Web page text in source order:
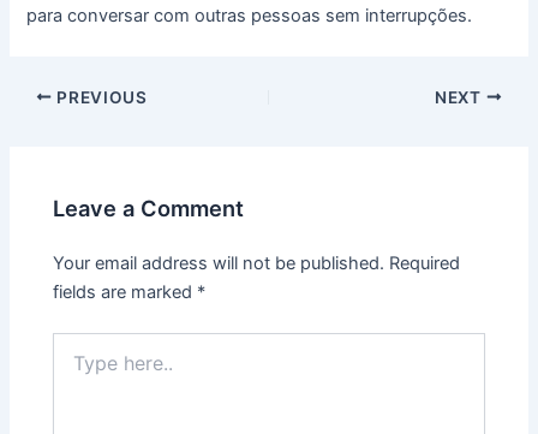
para conversar com outras pessoas sem interrupções.
PREVIOUS NEXT
Leave a Comment
Your email address will not be published. Required
fields are marked *
here..